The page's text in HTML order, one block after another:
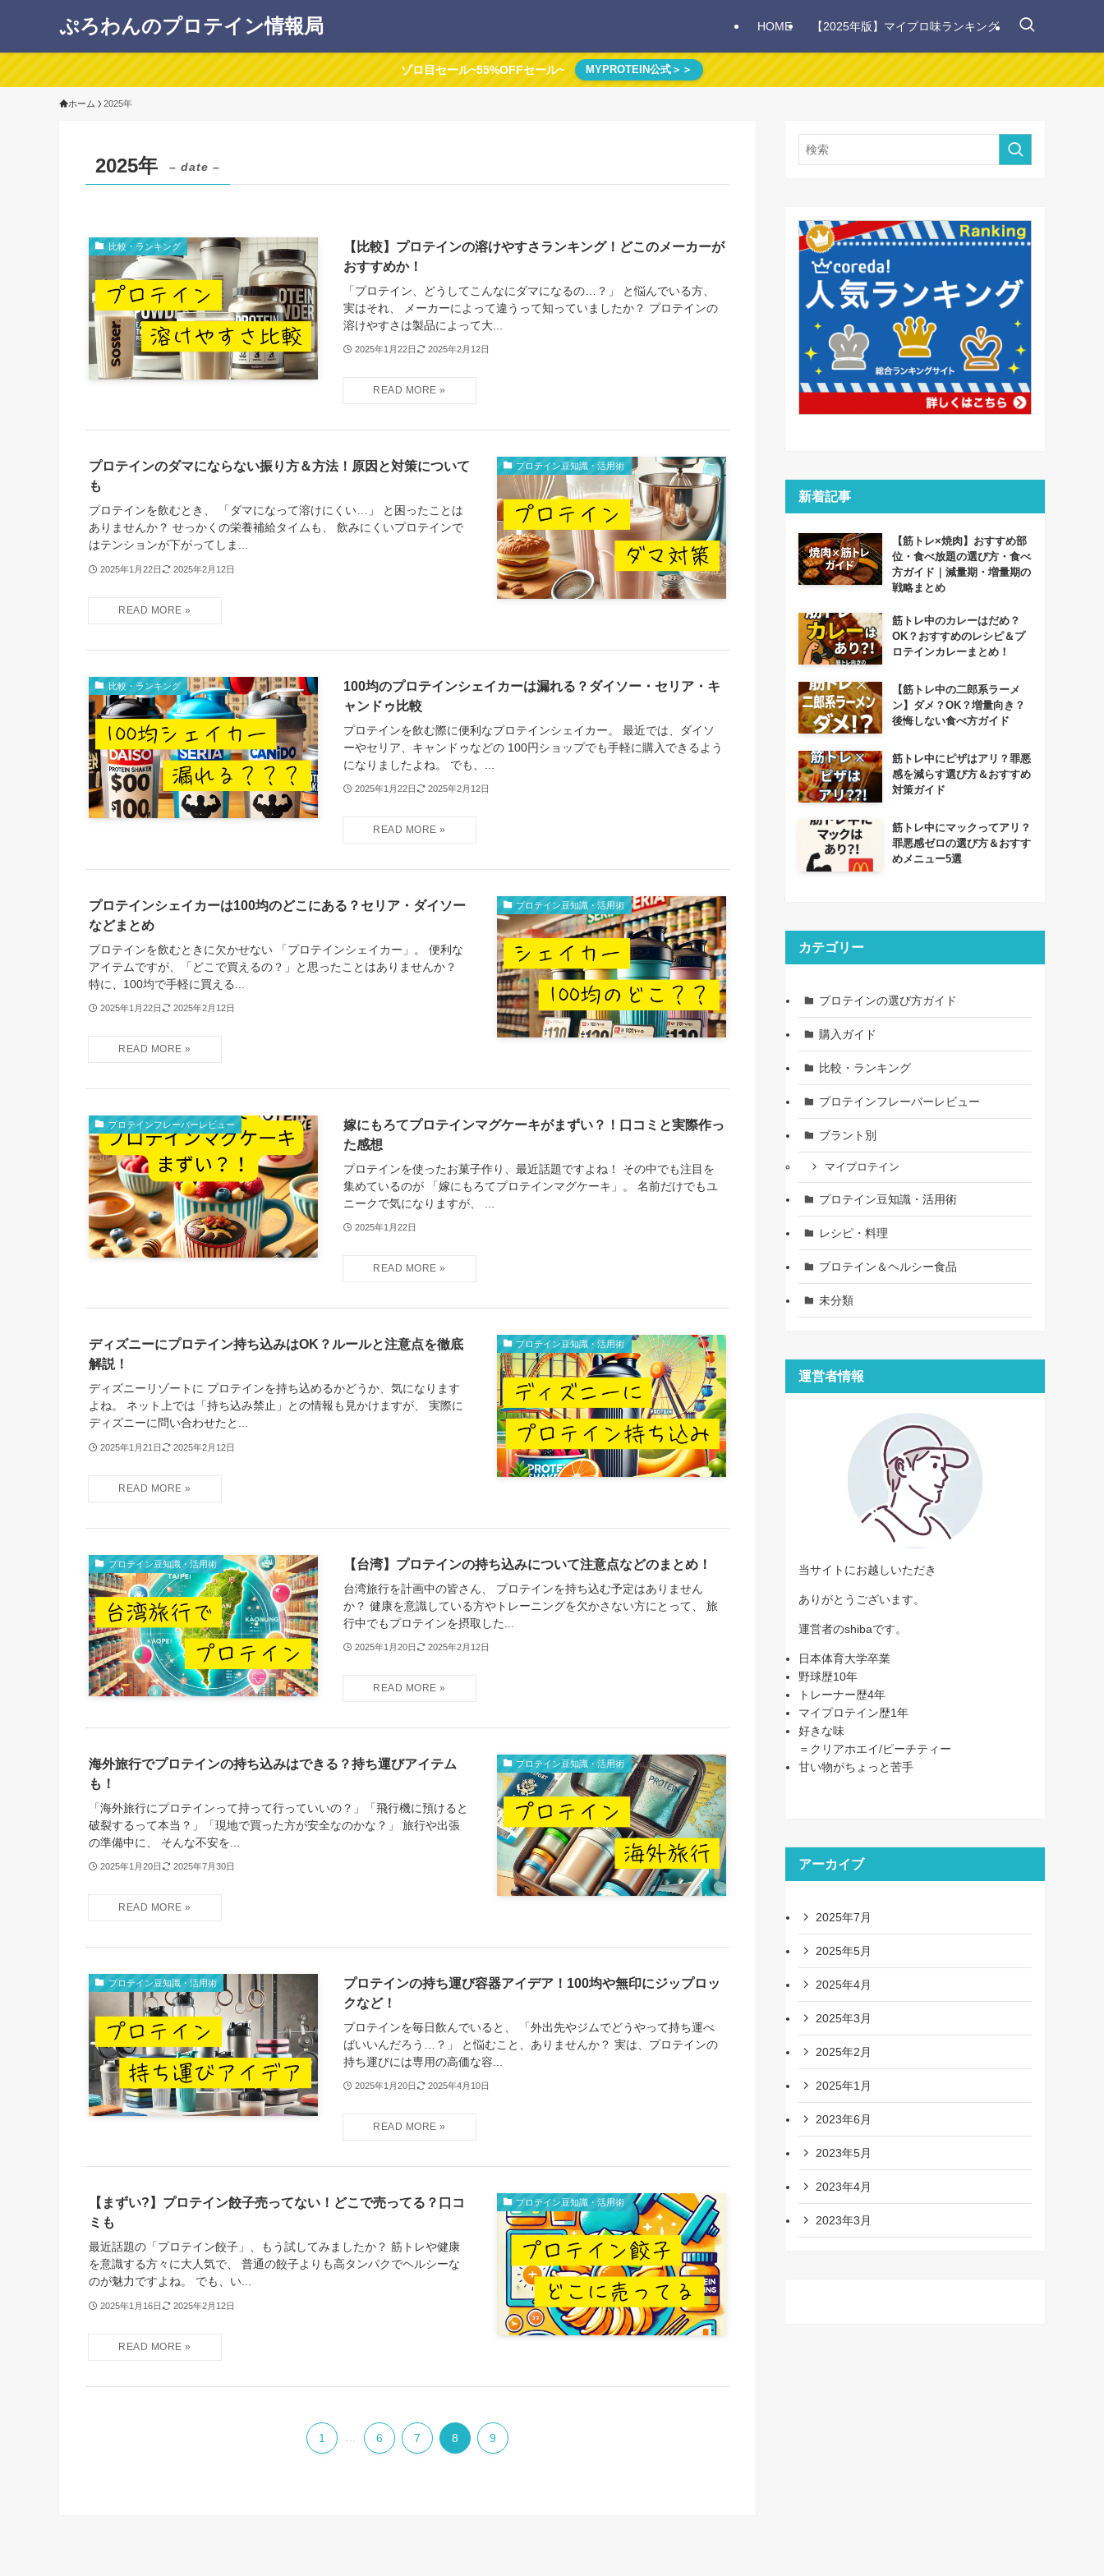
ぷろわんのプロテイン情報局 HOME 【2025年版】マイプロ味ランキング
ゾロ目セール~55%OFFセール~ MYPROTEIN公式＞＞
ホーム 2025年
2025年 – date –
比較・ランキング
【比較】プロテインの溶けやすさランキング！どこのメーカーが
おすすめか！
「プロテイン、どうしてこんなにダマになるの…？」 と悩んでいる方、
実はそれ、 メーカーによって違うって知っていましたか？ プロテインの
溶けやすさは製品によって大...
2025年1月22日 2025年2月12日
プロテイン豆知識・活用術
プロテインのダマにならない振り方＆方法！原因と対策について
も
プロテインを飲むとき、 「ダマになって溶けにくい…」 と困ったことは
ありませんか？ せっかくの栄養補給タイムも、 飲みにくいプロテインで
はテンションが下がってしま...
2025年1月22日 2025年2月12日
比較・ランキング
100均のプロテインシェイカーは漏れる？ダイソー・セリア・キ
ャンドゥ比較
プロテインを飲む際に便利なプロテインシェイカー。 最近では、ダイソ
ーやセリア、キャンドゥなどの 100円ショップでも手軽に購入できるよう
になりましたよね。 でも、...
2025年1月22日 2025年2月12日
プロテイン豆知識・活用術
プロテインシェイカーは100均のどこにある？セリア・ダイソー
などまとめ
プロテインを飲むときに欠かせない 「プロテインシェイカー」。 便利な
アイテムですが、「どこで買えるの？」と思ったことはありませんか？
特に、100均で手軽に買える...
2025年1月22日 2025年2月12日
プロテインフレーバーレビュー
嫁にもろてプロテインマグケーキがまずい？！口コミと実際作っ
た感想
プロテインを使ったお菓子作り、最近話題ですよね！ その中でも注目を
集めているのが 「嫁にもろてプロテインマグケーキ」。 名前だけでもユ
ニークで気になりますが、 ...
2025年1月22日
プロテイン豆知識・活用術
ディズニーにプロテイン持ち込みはOK？ルールと注意点を徹底
解説！
ディズニーリゾートに プロテインを持ち込めるかどうか、気になります
よね。 ネット上では「持ち込み禁止」との情報も見かけますが、 実際に
ディズニーに問い合わせたと...
2025年1月21日 2025年2月12日
プロテイン豆知識・活用術 【台湾】プロテインの持ち込みについて注意点などのまとめ！
台湾旅行を計画中の皆さん、 プロテインを持ち込む予定はありません
か？ 健康を意識している方やトレーニングを欠かさない方にとって、 旅
行中でもプロテインを摂取した...
2025年1月20日 2025年2月12日
プロテイン豆知識・活用術
海外旅行でプロテインの持ち込みはできる？持ち運びアイテム
も！
「海外旅行にプロテインって持って行っていいの？」「飛行機に預けると
破裂するって本当？」「現地で買った方が安全なのかな？」 旅行や出張
の準備中に、 そんな不安を...
2025年1月20日 2025年7月30日
プロテイン豆知識・活用術
プロテインの持ち運び容器アイデア！100均や無印にジップロッ
クなど！
プロテインを毎日飲んでいると、 「外出先やジムでどうやって持ち運べ
ばいいんだろう…？」 と悩むこと、ありませんか？ 実は、プロテインの
持ち運びには専用の高価な容...
2025年1月20日 2025年4月10日
プロテイン豆知識・活用術
【まずい?】プロテイン餃子売ってない！どこで売ってる？口コ
ミも
最近話題の「プロテイン餃子」、もう試してみましたか？ 筋トレや健康
を意識する方々に大人気で、 普通の餃子よりも高タンパクでヘルシーな
のが魅力ですよね。 でも、い...
2025年1月16日 2025年2月12日
1 6 7 8 9
新着記事
【筋トレ×焼肉】おすすめ部
位・食べ放題の選び方・食べ
方ガイド｜減量期・増量期の
戦略まとめ
筋トレ中のカレーはだめ？
OK？おすすめのレシピ＆プ
ロテインカレーまとめ！
【筋トレ中の二郎系ラーメ
ン】ダメ？OK？増量向き？
後悔しない食べ方ガイド
筋トレ中にピザはアリ？罪悪
感を減らす選び方＆おすすめ
対策ガイド
筋トレ中にマックってアリ？
罪悪感ゼロの選び方＆おすす
めメニュー5選
カテゴリー
プロテインの選び方ガイド
購入ガイド
比較・ランキング
プロテインフレーバーレビュー
ブラント別
マイプロテイン
プロテイン豆知識・活用術
レシピ・料理
プロテイン＆ヘルシー食品
未分類
運営者情報
当サイトにお越しいただき
ありがとうございます。
運営者のshibaです。
日本体育大学卒業
野球歴10年
トレーナー歴4年
マイプロテイン歴1年
好きな味
＝クリアホエイ/ピーチティー
甘い物がちょっと苦手
アーカイブ
2025年7月
2025年5月
2025年4月
2025年3月
2025年2月
2025年1月
2023年6月
2023年5月
2023年4月
2023年3月